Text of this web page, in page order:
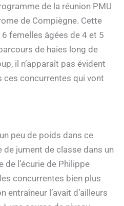
de la réunion PMU
de Compiègne. Cette
femelles âgées de 4 et 5
de haies long de
il n’apparaît pas évident
ces concurrentes qui vont
peu de poids dans ce
jument de classe dans un
l’écurie de Philippe
concurrentes bien plus
entraîneur l’avait d’ailleurs